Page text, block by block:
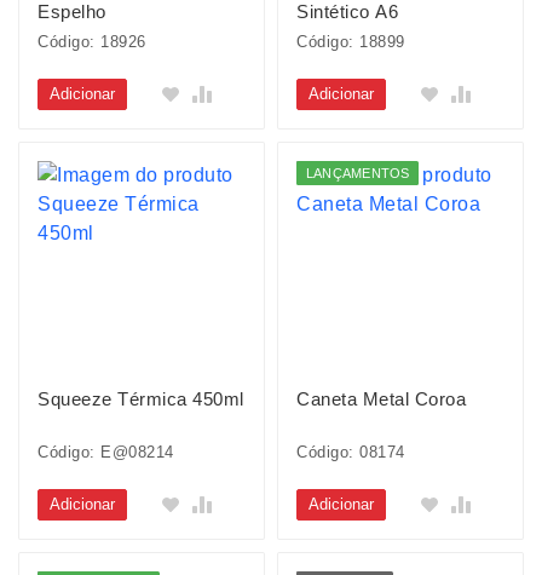
Espelho
Código: 18926
Adicionar
Sintético A6
Código: 18899
Adicionar
Squeeze Térmica 450ml
Código: E@08214
Adicionar
LANÇAMENTOS
Caneta Metal Coroa
Código: 08174
Adicionar